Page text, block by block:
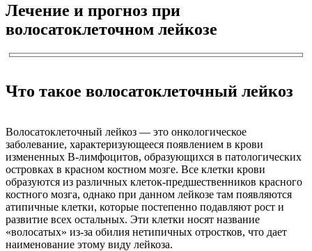
Лечение и прогноз при
волосатоклеточном лейкозе
Что такое волосатоклеточный лейкоз
Волосатоклеточный лейкоз — это онкологическое
заболевание, характеризующееся появлением в крови
измененных В-лимфоцитов, образующихся в патологических
островках в красном костном мозге. Все клетки крови
образуются из различных клеток-предшественников красного
костного мозга, однако при данном лейкозе там появляются
атипичные клетки, которые постепенно подавляют рост и
развитие всех остальных. Эти клетки носят название
«волосатых» из-за обилия нетипичных отростков, что дает
наименование этому виду лейкоза.